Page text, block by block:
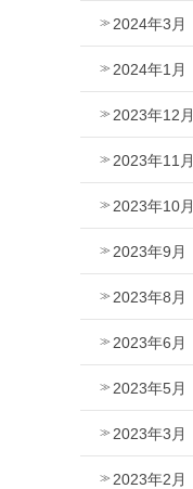
2024年3月
2024年1月
2023年12月
2023年11月
2023年10月
2023年9月
2023年8月
2023年6月
2023年5月
2023年3月
2023年2月